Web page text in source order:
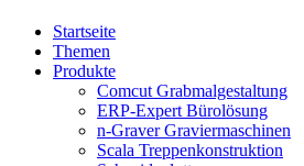
Startseite
Themen
Produkte
Comcut Grabmalgestaltung
ERP-Expert Bürolösung
n-Graver Graviermaschinen
Scala Treppenkonstruktion